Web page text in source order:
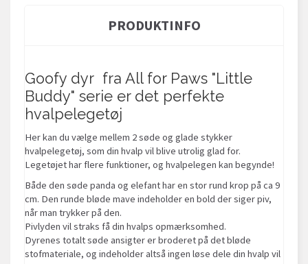
PRODUKTINFO
Goofy dyr fra All for Paws "Little
Buddy" serie er det perfekte
hvalpelegetøj
Her kan du vælge mellem 2 søde og glade stykker
hvalpelegetøj, som din hvalp vil blive utrolig glad for.
Legetøjet har flere funktioner, og hvalpelegen kan begynde!
Både den søde panda og elefant har en stor rund krop på ca 9
cm. Den runde bløde mave indeholder en bold der siger piv,
når man trykker på den.
Pivlyden vil straks få din hvalps opmærksomhed.
Dyrenes totalt søde ansigter er broderet på det bløde
stofmateriale, og indeholder altså ingen løse dele din hvalp vil